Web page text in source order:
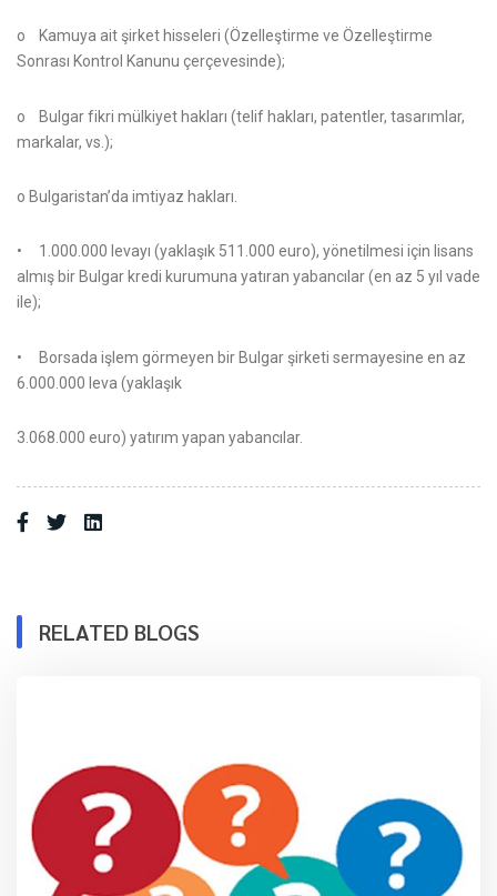
o Kamuya ait şirket hisseleri (Özelleştirme ve Özelleştirme
Sonrası Kontrol Kanunu çerçevesinde);
o Bulgar fikri mülkiyet hakları (telif hakları, patentler, tasarımlar,
markalar, vs.);
o Bulgaristan’da imtiyaz hakları.
• 1.000.000 levayı (yaklaşık 511.000 euro), yönetilmesi için lisans
almış bir Bulgar kredi kurumuna yatıran yabancılar (en az 5 yıl vade
ile);
• Borsada işlem görmeyen bir Bulgar şirketi sermayesine en az
6.000.000 leva (yaklaşık
3.068.000 euro) yatırım yapan yabancılar.
RELATED BLOGS